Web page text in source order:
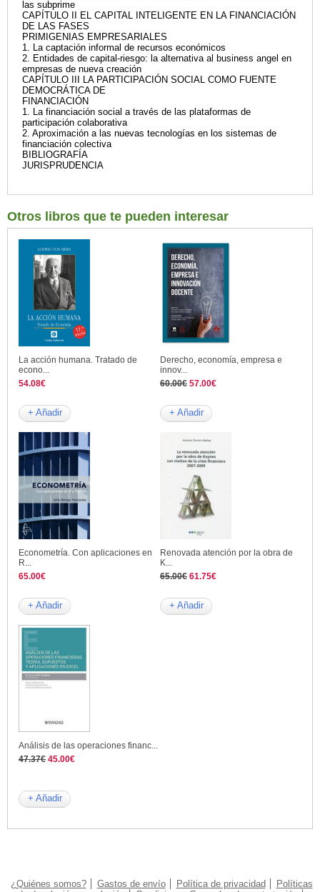
las subprime
CAPÍTULO II EL CAPITAL INTELIGENTE EN LA FINANCIACIÓN
DE LAS FASES
PRIMIGENIAS EMPRESARIALES
1. La captación informal de recursos económicos
2. Entidades de capital-riesgo: la alternativa al business angel en
empresas de nueva creación
CAPÍTULO III LA PARTICIPACIÓN SOCIAL COMO FUENTE
DEMOCRÁTICA DE
FINANCIACIÓN
1. La financiación social a través de las plataformas de
participación colaborativa
2. Aproximación a las nuevas tecnologías en los sistemas de
financiación colectiva
BIBLIOGRAFÍA
JURISPRUDENCIA
Otros libros que te pueden interesar
La acción humana. Tratado de
econo...
54.08€
+ Añadir
Derecho, economía, empresa e
innov...
60.00€ 57.00€
+ Añadir
Econometría. Con aplicaciones en
R...
65.00€
+ Añadir
Renovada atención por la obra de
K...
65.00€ 61.75€
+ Añadir
Análisis de las operaciones financ...
47.37€ 45.00€
+ Añadir
¿Quiénes somos? Gastos de envío Política de privacidad
Políticas